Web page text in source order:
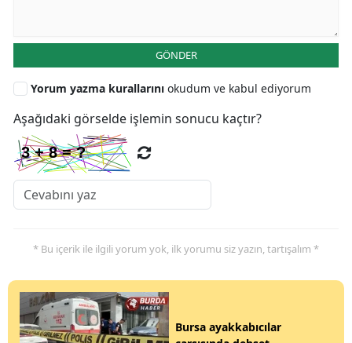
GÖNDER
Yorum yazma kurallarını okudum ve kabul ediyorum
Aşağıdaki görselde işlemin sonucu kaçtır?
* Bu içerik ile ilgili yorum yok, ilk yorumu siz yazın, tartışalım *
Bursa ayakkabıcılar